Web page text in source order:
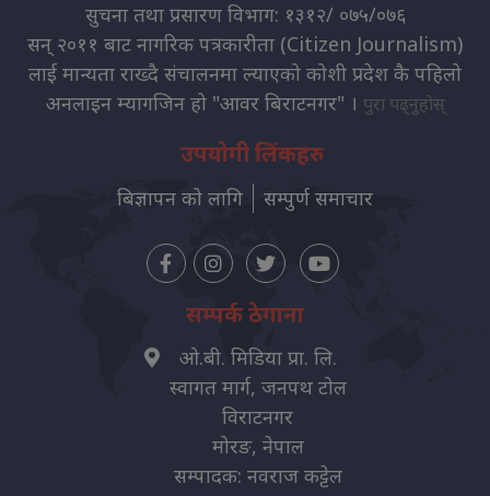
सुचना तथा प्रसारण विभाग: १३१२/ ०७५/०७६
सन् २०११ बाट नागरिक पत्रकारीता (Citizen Journalism)
लाई मान्यता राख्दै संचालनमा ल्याएको कोशी प्रदेश कै पहिलो
अनलाइन म्यागजिन हो "आवर बिराटनगर" । पुरा पढ्नुहोस्
उपयोगी लिंकहरु
बिज्ञापन को लागि सम्पुर्ण समाचार
सम्पर्क ठेगाना
ओ.बी. मिडिया प्रा. लि.
स्वागत मार्ग, जनपथ टोल
विराटनगर
मोरङ, नेपाल
सम्पादक: नवराज कट्टेल